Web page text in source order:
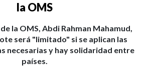
la OMS
la OMS, Abdi Rahman Mahamud,
será "limitado" si se aplican las
necesarias y hay solidaridad entre
países.